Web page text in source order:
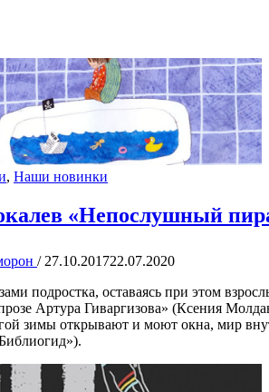
, Наши новинки
«Непослушный
/ 27.10.201722.07.2020
подростка, оставаясь при этом
Артура Гиваргизова» (Ксения
зимы открывают и моют окна, мир